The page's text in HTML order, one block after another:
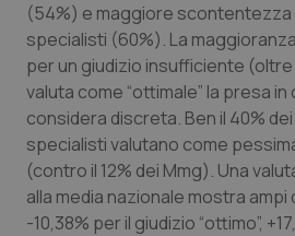
(54%) e maggiore
specialisti (60%). La
per un giudizio insufficiente
valuta come “ottimale” la presa in
considera discreta. Ben il 40%
specialisti valutano come
(contro il 12% dei Mmg). Una
alla media nazionale mostra
-10,38% per il giudizio “ottimo”,
Nome
VISITOR_PRIVACY_METADATA